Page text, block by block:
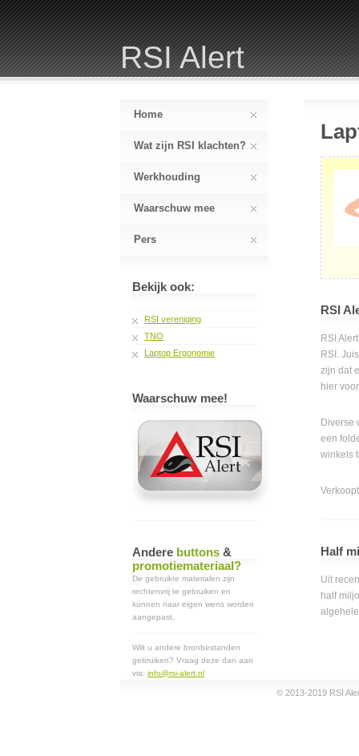
RSI Alert
Home
Wat zijn RSI klachten?
Werkhouding
Waarschuw mee
Pers
Bekijk ook:
RSI vereniging
TNO
Laptop Ergonomie
Waarschuw mee!
Andere buttons &
promotiemateriaal?
De gebruikte materialen zijn
rechtenvrij te gebruiken en
kunnen naar eigen wens worden
aangepast.
Wilt u andere bronbestanden
gebruiken? Vraag deze dan aan
via: info@rsi-alert.nl
RSI
RSI
RSI.
zijn dat
hier
Diverse
een
winkels
Half
Uit
half
© 2013-2019 RSI